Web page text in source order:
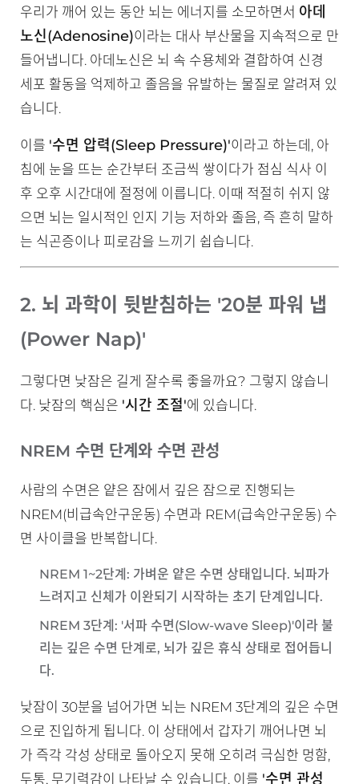
우리가 깨어 있는 동안 뇌는 에너지를 소모하면서 아데
노신(Adenosine)이라는 대사 부산물을 지속적으로 만
들어냅니다. 아데노신은 뇌 속 수용체와 결합하여 신경
세포 활동을 억제하고 졸음을 유발하는 물질로 알려져 있
습니다.
이를 '수면 압력(Sleep Pressure)'이라고 하는데, 아
침에 눈을 뜨는 순간부터 조금씩 쌓이다가 점심 식사 이
후 오후 시간대에 절정에 이릅니다. 이때 적절히 쉬지 않
으면 뇌는 일시적인 인지 기능 저하와 졸음, 즉 흔히 말하
는 식곤증이나 피로감을 느끼기 쉽습니다.
2. 뇌 과학이 뒷받침하는 '20분 파워 냅
(Power Nap)'
그렇다면 낮잠은 길게 잘수록 좋을까요? 그렇지 않습니
다. 낮잠의 핵심은 '시간 조절'에 있습니다.
NREM 수면 단계와 수면 관성
사람의 수면은 얕은 잠에서 깊은 잠으로 진행되는
NREM(비급속안구운동) 수면과 REM(급속안구운동) 수
면 사이클을 반복합니다.
NREM 1~2단계 : 가벼운 얕은 수면 상태입니다. 뇌파가
느려지고 신체가 이완되기 시작하는 초기 단계입니다.
NREM 3단계 : '서파 수면(Slow-wave Sleep)'이라 불
리는 깊은 수면 단계로, 뇌가 깊은 휴식 상태로 접어듭니
다.
낮잠이 30분을 넘어가면 뇌는 NREM 3단계의 깊은 수면
으로 진입하게 됩니다. 이 상태에서 갑자기 깨어나면 뇌
가 즉각 각성 상태로 돌아오지 못해 오히려 극심한 멍함,
두통, 무기력감이 나타날 수 있습니다. 이를 '수면 관성